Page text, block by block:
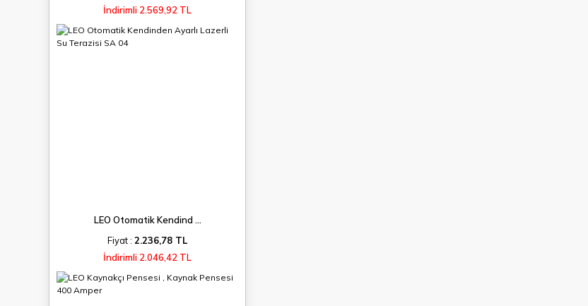
İndirimli 2.569,92 TL
LEO Otomatik Kendind ...
Fiyat : 2.236,78 TL
İndirimli 2.046,42 TL